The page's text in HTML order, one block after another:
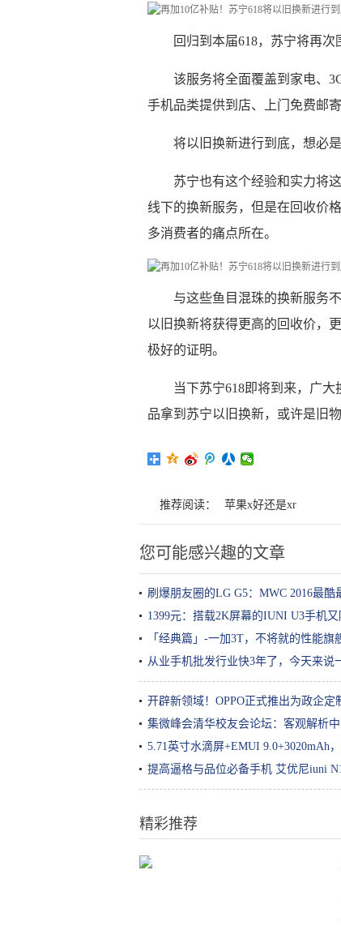
回归到本届618，苏宁将再
该服务将全面覆盖到家电、
手机品类提供到店、上门免费邮寄
将以旧换新进行到底，想必
苏宁也有这个经验和实力将
线下的换新服务，但是在回收价
多消费者的痛点所在。
与这些鱼目混珠的换新服务
以旧换新将获得更高的回收价，
极好的证明。
当下苏宁618即将到来，广
品拿到苏宁以旧换新，或许是旧物
推荐阅读： 苹果x好还是xr
您可能感兴趣的文章
刷爆朋友圈的LG G5：MWC 2016最酷
1399元：搭载2K屏幕的IUNI U3手机又
「经典篇」-一加3T，不将就的性能旗
从业手机批发行业快3年了，今天来说
开辟新领域！OPPO正式推出为政企定
集微峰会清华校友会论坛：客观解析
5.71英寸水滴屏+EMUI 9.0+3020mAh
提高逼格与品位必备手机 艾优尼iuni
精彩推荐
莲藕孔数的秘密！这种的才好吃